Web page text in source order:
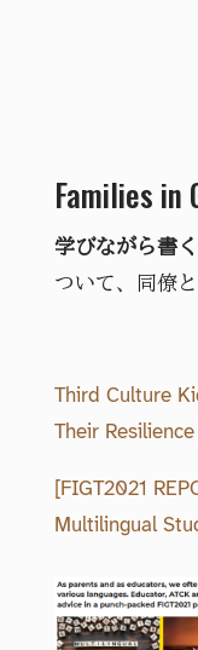
Families in
学びながら書く
ついて、同僚
Third Culture
Their Resilience
[FIGT2021
Multilingual